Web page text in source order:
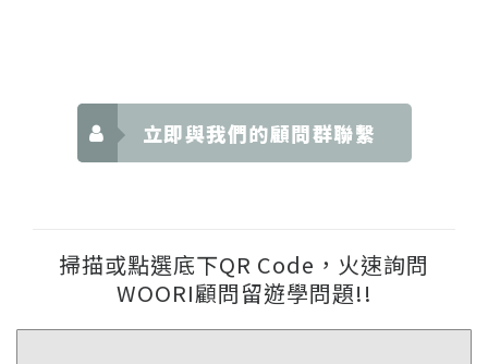
立即與我們的顧問群聯繫
掃描或點選底下QR Code，火速詢問
WOORI顧問留遊學問題!!